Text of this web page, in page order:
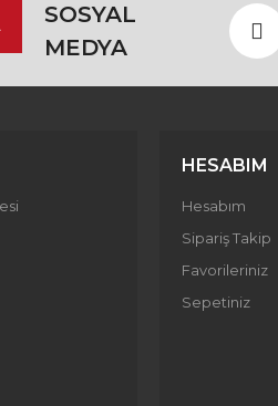
SOSYAL
MEDYA
HESABIM
Hesabım
Sipariş Takip
Favorileriniz
Sepetiniz